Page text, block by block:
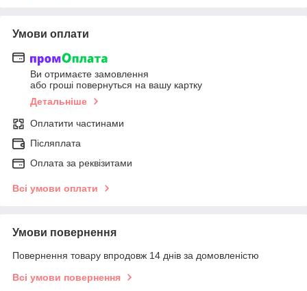
Умови оплати
Ви отримаєте замовлення
або гроші повернуться на вашу картку
Детальніше
Оплатити частинами
Післяплата
Оплата за реквізитами
Всі умови оплати
Умови повернення
Повернення товару впродовж 14 днів за домовленістю
Всі умови повернення